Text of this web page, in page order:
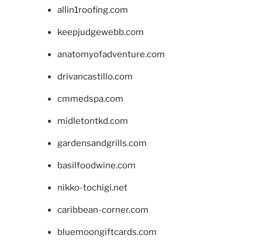
allin1roofing.com
keepjudgewebb.com
anatomyofadventure.com
drivancastillo.com
cmmedspa.com
midletontkd.com
gardensandgrills.com
basilfoodwine.com
nikko-tochigi.net
caribbean-corner.com
bluemoongiftcards.com